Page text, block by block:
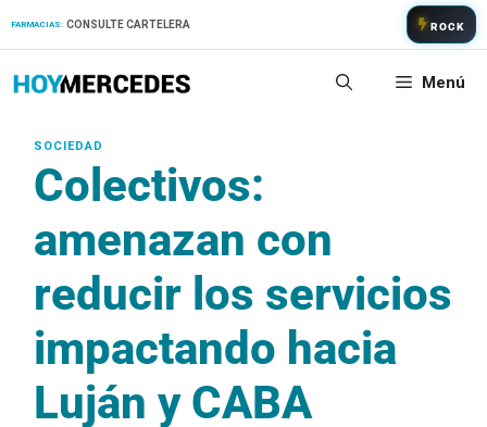
FARMACIAS: CONSULTE CARTELERA ROCK
Menú
Colectivos:
amenazan con
reducir los servicios
impactando hacia
Luján y CABA